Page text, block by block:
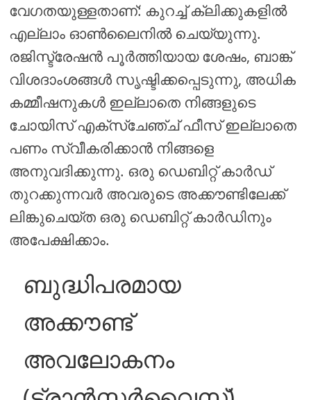
വേഗതയുള്ളതാണ്: കുറച്ച് ക്ലിക്കുകളിൽ
എല്ലാം ഓൺലൈനിൽ ചെയ്യുന്നു.
രജിസ്ട്രേഷൻ പൂർത്തിയായ ശേഷം, ബാങ്ക്
വിശദാംശങ്ങൾ സൃഷ്ടിക്കപ്പെടുന്നു, അധിക
കമ്മീഷനുകൾ ഇല്ലാതെ നിങ്ങളുടെ
ചോയിസ് എക്സ്ചേഞ്ച് ഫീസ് ഇല്ലാതെ
പണം സ്വീകരിക്കാൻ നിങ്ങളെ
അനുവദിക്കുന്നു. ഒരു ഡെബിറ്റ് കാർഡ്
തുറക്കുന്നവർ അവരുടെ അക്കൗണ്ടിലേക്ക്
ലിങ്കുചെയ്ത ഒരു ഡെബിറ്റ് കാർഡിനും
അപേക്ഷിക്കാം.
ബുദ്ധിപരമായ
അക്കൗണ്ട്
അവലോകനം